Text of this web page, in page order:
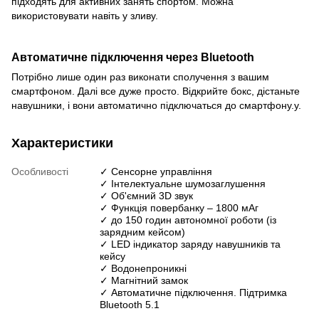
використовувати навіть у зливу.
Автоматичне підключення через Bluetooth
Потрібно лише один раз виконати сполучення з вашим
смартфоном. Далі все дуже просто. Відкрийте бокс, дістаньте
навушники, і вони автоматично підключаться до смартфону.у.
Характеристики
Особливості
✓ Сенсорне управління
✓ Інтелектуальне шумозаглушення
✓ Об'ємний 3D звук
✓ Функція повербанку – 1800 мАг
✓ до 150 годин автономної роботи (із
зарядним кейсом)
✓ LED індикатор заряду навушників та
кейсу
✓ Водонепроникні
✓ Магнітний замок
✓ Автоматичне підключення. Підтримка
Bluetooth 5.1